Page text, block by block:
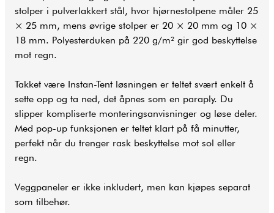
stolper i pulverlakkert stål, hvor hjørnestolpene måler 25
× 25 mm, mens øvrige stolper er 20 × 20 mm og 10 ×
18 mm. Polyesterduken på 220 g/m² gir god beskyttelse
mot regn.
Takket være Instan-Tent løsningen er teltet svært enkelt å
sette opp og ta ned, det åpnes som en paraply. Du
slipper kompliserte monteringsanvisninger og løse deler.
Med pop-up funksjonen er teltet klart på få minutter,
perfekt når du trenger rask beskyttelse mot sol eller
regn.
Veggpaneler er ikke inkludert, men kan kjøpes separat
som tilbehør.